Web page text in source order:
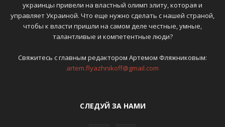
украинцы привели на властный олимп элиту, которая и
управляет Украиной. Что еще нужно сделать с нашей страной,
чтобы к власти пришли на самом деле честные, умные,
талантливые и компетентные люди?
Свяжитесь с главным редактором Артемом Фляжниковым:
artem.flyazhnikoff@gmail.com
СЛЕДУЙ ЗА НАМИ